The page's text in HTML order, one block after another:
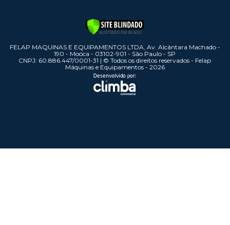
FELAP MAQUINAS E EQUIPAMENTOS LTDA, Av. Alcântara Machado -
190 - Mooca - 03102-901 - São Paulo - SP
CNPJ: 60.886.447/0001-31 | © Todos os direitos reservados - Felap
Máquinas e Equipamentos - 2026